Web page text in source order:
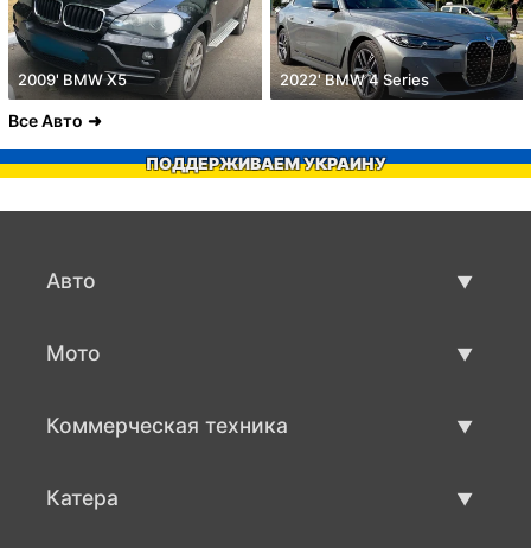
2009' BMW X5 2022' BMW 4 Series
Все Авто
ПОДДЕРЖИВАЕМ УКРАИНУ
Авто
Мото
Коммерческая техника
Катера